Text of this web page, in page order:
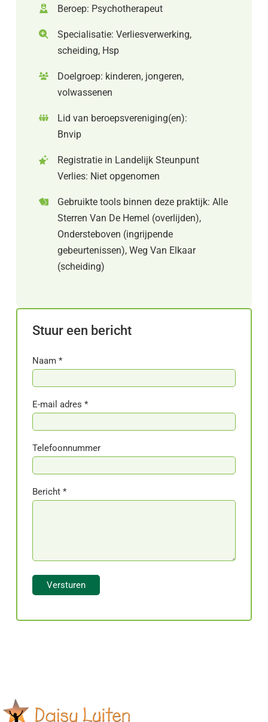
Beroep: Psychotherapeut
Specialisatie: Verliesverwerking,
scheiding, Hsp
Doelgroep: kinderen, jongeren,
volwassenen
Lid van beroepsvereniging(en):
Bnvip
Registratie in Landelijk Steunpunt
Verlies: Niet opgenomen
Gebruikte tools binnen deze praktijk: Alle
Sterren Van De Hemel (overlijden),
Ondersteboven (ingrijpende
gebeurtenissen), Weg Van Elkaar
(scheiding)
Stuur een bericht
Naam *
E-mail adres *
Telefoonnummer
Bericht *